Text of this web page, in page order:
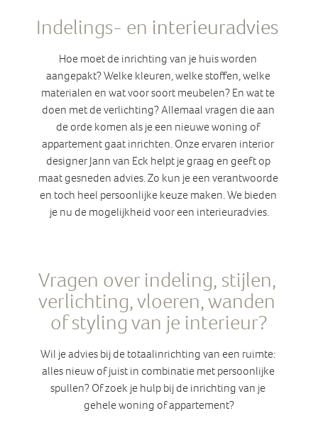
Indelings- en interieuradvies
Hoe moet de inrichting van je huis worden
aangepakt? Welke kleuren, welke stoffen, welke
materialen en wat voor soort meubelen? En wat te
doen met de verlichting? Allemaal vragen die aan
de orde komen als je een nieuwe woning of
appartement gaat inrichten. Onze ervaren interior
designer Jann van Eck helpt je graag en geeft op
maat gesneden advies. Zo kun je een verantwoorde
en toch heel persoonlijke keuze maken. We bieden
je nu de mogelijkheid voor een interieuradvies.
Vragen over indeling, stijlen,
verlichting, vloeren, wanden
of styling van je interieur?
Wil je advies bij de totaalinrichting van een ruimte:
alles nieuw of juist in combinatie met persoonlijke
spullen? Of zoek je hulp bij de inrichting van je
gehele woning of appartement?